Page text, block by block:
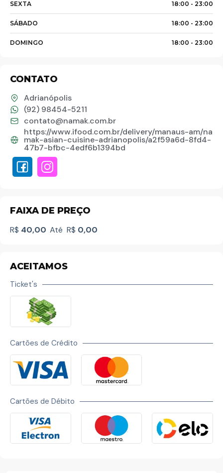
SEXTA 18:00 - 23:00
SÁBADO 18:00 - 23:00
DOMINGO 18:00 - 23:00
CONTATO
Adrianópolis
(92) 98454-5211
contato@namak.com.br
https://www.ifood.com.br/delivery/manaus-am/na
mak-asian-cuisine-adrianopolis/a2f59a6d-8fd4-
47b7-bfbc-4edf6b1394bd
FAIXA DE PREÇO
R$ 40,00 Até R$ 0,00
ACEITAMOS
Ticket's
Cartões de Crédito
Cartões de Débito
Sobre o Artista